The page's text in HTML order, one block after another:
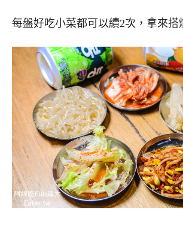
每盤好吃小菜都可以續2次，拿來搭